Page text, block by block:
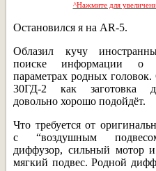
^Нажмите для
Остановился я на AR-5.
Облазил кучу
поиске информации о
параметрах родных головок.
30ГД-2 как заготовка
довольно хорошо подойдёт.
Что требуется от
с “воздушным
диффузор, сильный мотор
мягкий подвес. Родной